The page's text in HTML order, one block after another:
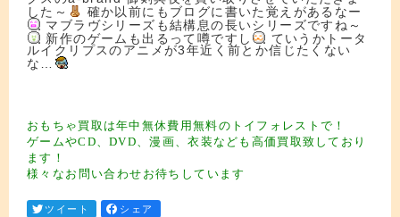
した～
確か以前にもブログに書いた覚えがあるなー
マブラヴシリーズも結構息の長いシリーズですね～
新作のゲームも出るって噂ですし
ていうかトータ
ルイクリプスのアニメが3年近く前とか信じたくない
な…
おもちゃ買取は年中無休費用無料のトイフォレストで！
ゲームやCD、DVD、漫画、衣装なども高価買取致しており
ます！
様々なお問い合わせお待ちしています
ツイート シェア